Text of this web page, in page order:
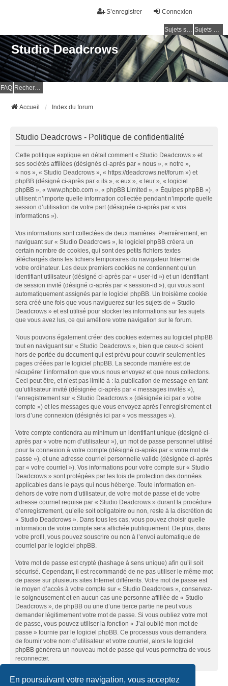
En poursuivant votre navigation, vous acceptez
Connexion
S’enregistrer
Sujets sans réponse Sujets actifs
Studio Deadcrows
FAQ Rechercher
Accueil Index du forum
Studio Deadcrows - Politique de confidentialité
Cette politique explique en détail comment « Studio Deadcrows » et
ses sociétés affiliées (désignés ci-après par « nous », « notre »,
« nos », « Studio Deadcrows », « https://deadcrows.net/forum ») et
phpBB (désigné ci-après par « ils », « eux », « leur », « logiciel
phpBB », « www.phpbb.com », « phpBB Limited », « Équipes phpBB »)
utilisent n’importe quelle information collectée pendant n’importe quelle
session d’utilisation de votre part (désignée ci-après par « vos
informations »).
Vos informations sont collectées de deux manières. Premièrement, en
naviguant sur « Studio Deadcrows », le logiciel phpBB créera un
certain nombre de cookies, qui sont des petits fichiers textes
téléchargés dans les fichiers temporaires du navigateur Internet de
votre ordinateur. Les deux premiers cookies ne contiennent qu’un
identifiant utilisateur (désigné ci-après par « user-id ») et un identifiant
de session invité (désigné ci-après par « session-id »), qui vous sont
automatiquement assignés par le logiciel phpBB. Un troisième cookie
sera créé une fois que vous naviguerez sur les sujets de « Studio
Deadcrows » et est utilisé pour stocker les informations sur les sujets
que vous avez lus, ce qui améliore votre navigation sur le forum.
Nous pouvons également créer des cookies externes au logiciel phpBB
tout en naviguant sur « Studio Deadcrows », bien que ceux-ci soient
hors de portée du document qui est prévu pour couvrir seulement les
pages créées par le logiciel phpBB. La seconde manière est de
récupérer l’information que vous nous envoyez et que nous collectons.
Ceci peut être, et n’est pas limité à : la publication de message en tant
qu’utilisateur invité (désignée ci-après par « messages invités »),
l’enregistrement sur « Studio Deadcrows » (désignée ici par « votre
compte ») et les messages que vous envoyez après l’enregistrement et
lors d’une connexion (désignés ici par « vos messages »).
Votre compte contiendra au minimum un identifiant unique (désigné ci-
après par « votre nom d’utilisateur »), un mot de passe personnel utilisé
pour la connexion à votre compte (désigné ci-après par « votre mot de
passe »), et une adresse courriel personnelle valide (désignée ci-après
par « votre courriel »). Vos informations pour votre compte sur « Studio
Deadcrows » sont protégées par les lois de protection des données
applicables dans le pays qui nous héberge. Toute information en-
dehors de votre nom d’utilisateur, de votre mot de passe et de votre
adresse courriel requise par « Studio Deadcrows » durant la procédure
d’enregistrement, qu’elle soit obligatoire ou non, reste à la discrétion de
« Studio Deadcrows ». Dans tous les cas, vous pouvez choisir quelle
information de votre compte sera affichée publiquement. De plus, dans
votre profil, vous pouvez souscrire ou non à l’envoi automatique de
courriel par le logiciel phpBB.
Votre mot de passe est crypté (hashage à sens unique) afin qu’il soit
sécurisé. Cependant, il est recommandé de ne pas utiliser le même mot
de passe sur plusieurs sites Internet différents. Votre mot de passe est
le moyen d’accès à votre compte sur « Studio Deadcrows », conservez-
le soigneusement et en aucun cas une personne affiliée de « Studio
Deadcrows », de phpBB ou une d’une tierce partie ne peut vous
demander légitimement votre mot de passe. Si vous oubliez votre mot
de passe, vous pouvez utiliser la fonction « J’ai oublié mon mot de
passe » fournie par le logiciel phpBB. Ce processus vous demandera
de fournir votre nom d’utilisateur et votre courriel, alors le logiciel
phpBB générera un nouveau mot de passe qui vous permettra de vous
reconnecter.